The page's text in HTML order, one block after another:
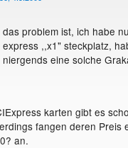
das problem ist, ich habe
express ,,x1" steckplatz,
niergends eine solche
karten gibt es
fangen deren Preis
an.